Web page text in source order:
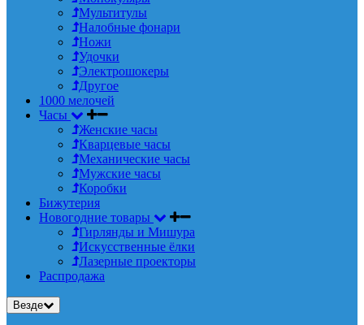
Мультитулы
Налобные фонари
Ножи
Удочки
Электрошокеры
Другое
1000 мелочей
Часы
Женские часы
Кварцевые часы
Механические часы
Мужские часы
Коробки
Бижутерия
Новогодние товары
Гирлянды и Мишура
Искусственные ёлки
Лазерные проекторы
Распродажа
Везде